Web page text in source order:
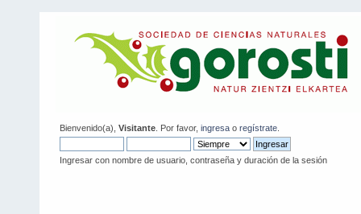
Bienvenido(a), Visitante . Por favor, ingresa o regístrate
Ingresar con nombre de usuario, contraseña y duración de la sesión